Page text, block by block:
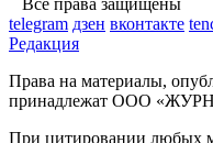
telegram дзен вконтакте
Редакция
Права на материалы,
принадлежат ООО
При цитировании любых